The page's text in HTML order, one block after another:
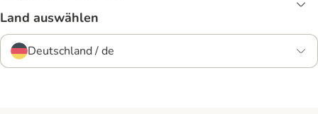
Land auswählen
Deutschland / de